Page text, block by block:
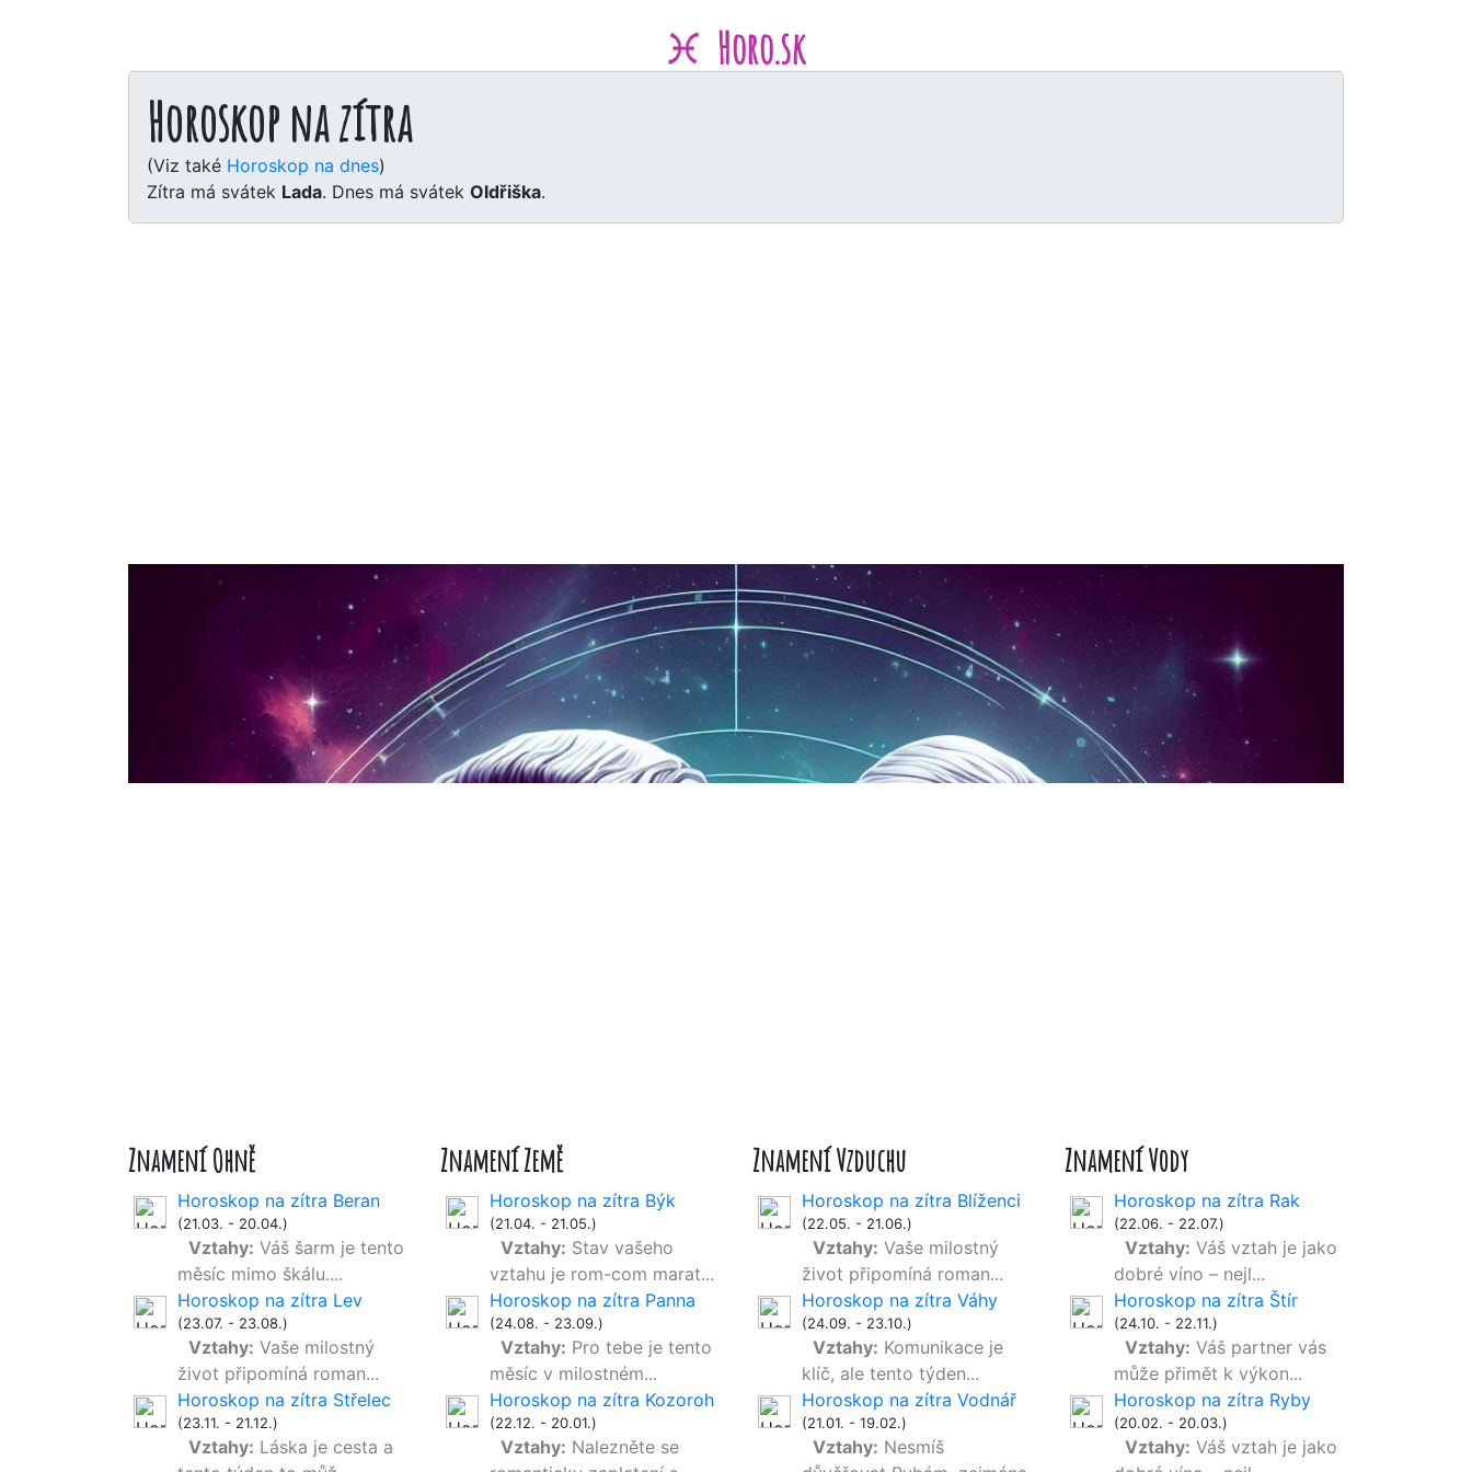
Horo.sk
Horoskop na zítra
(Viz také Horoskop na dnes)
Zítra má svátek Lada. Dnes má svátek Oldřiška.
Znamení Ohně
Horoskop na zítra Beran
(21.03. - 20.04.)
Vztahy: Váš šarm je tento
měsíc mimo škálu....
Horoskop na zítra Lev
(23.07. - 23.08.)
Vztahy: Vaše milostný
život připomíná roman...
Horoskop na zítra Střelec
(23.11. - 21.12.)
Vztahy: Láska je cesta a
Znamení Země
Horoskop na zítra Býk
(21.04. - 21.05.)
Vztahy: Stav vašeho
vztahu je rom-com marat...
Horoskop na zítra Panna
(24.08. - 23.09.)
Vztahy: Pro tebe je tento
měsíc v milostném...
Horoskop na zítra Kozoroh
(22.12. - 20.01.)
Vztahy: Nalezněte se
Znamení Vzduchu
Horoskop na zítra Blíženci
(22.05. - 21.06.)
Vztahy: Vaše milostný
život připomíná roman...
Horoskop na zítra Váhy
(24.09. - 23.10.)
Vztahy: Komunikace je
klíč, ale tento týden...
Horoskop na zítra Vodnář
(21.01. - 19.02.)
Vztahy: Nesmíš
Znamení Vody
Horoskop na zítra Rak
(22.06. - 22.07.)
Vztahy: Váš vztah je jako
dobré víno – nejl...
Horoskop na zítra Štír
(24.10. - 22.11.)
Vztahy: Váš partner vás
může přimět k výkon...
Horoskop na zítra Ryby
(20.02. - 20.03.)
Vztahy: Váš vztah je jako